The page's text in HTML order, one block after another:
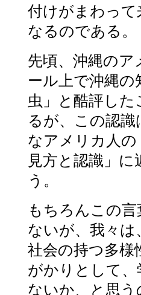
付けがまわっ
なるのである。
先頃、沖縄の
ール上で沖縄の
虫」と酷評し
るが、この認
なアメリカ人
見方と認識」
う。
もちろんこの
ないが、我々
社会の持つ多様
がかりとして
ないか、と思う